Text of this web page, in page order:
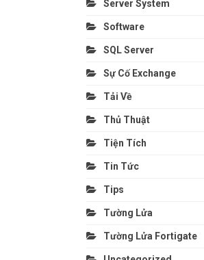
Server System
Software
SQL Server
Sự Cố Exchange
Tải Về
Thủ Thuật
Tiện Tích
Tin Tức
Tips
Tường Lửa
Tường Lửa Fortigate